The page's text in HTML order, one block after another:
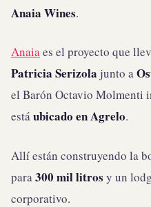
Anaia Wines.
Anaiaes el proyecto que
Patricia Serizola junto a
el Barón Octavio Molmenti
estáubicado en Agrelo.
Allí están construyendo la
para300 mil litros y un
corporativo.